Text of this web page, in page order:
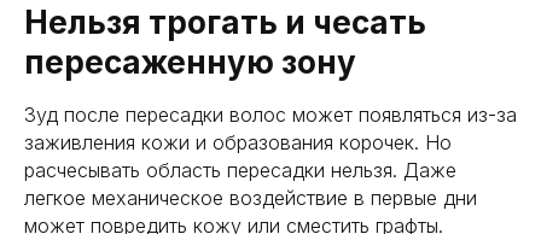
Нельзя трогать и чесать
пересаженную зону
Зуд после пересадки волос может появляться из-за
заживления кожи и образования корочек. Но
расчесывать область пересадки нельзя. Даже
легкое механическое воздействие в первые дни
может повредить кожу или сместить графты.